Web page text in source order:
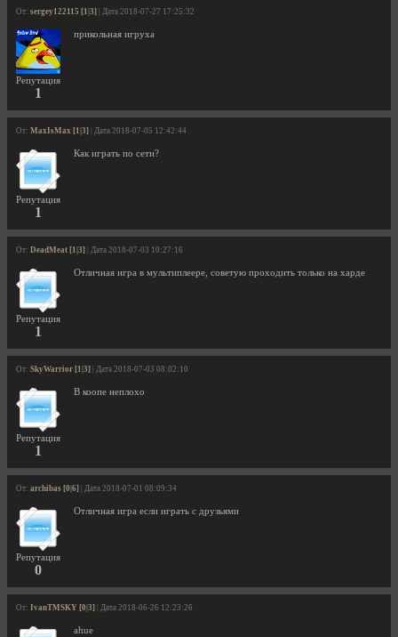
От: sergey122115 [1|3] | Дата 2018-07-27 17:25:32
Репутация
1
прикольная игруха
От: MaxIsMax [1|3] | Дата 2018-07-05 12:42:44
Репутация
1
Как играть по сети?
От: DeadMeat [1|3] | Дата 2018-07-03 10:27:16
Репутация
1
Отличная игра в мультиплеере, советую проходить только на харде
От: SkyWarrior [1|3] | Дата 2018-07-03 08:02:10
Репутация
1
В коопе неплохо
От: archibas [0|6] | Дата 2018-07-01 08:09:34
Репутация
0
Отличная игра если играть с друзьями
От: IvanTMSKY [0|3] | Дата 2018-06-26 12:23:26
ahue